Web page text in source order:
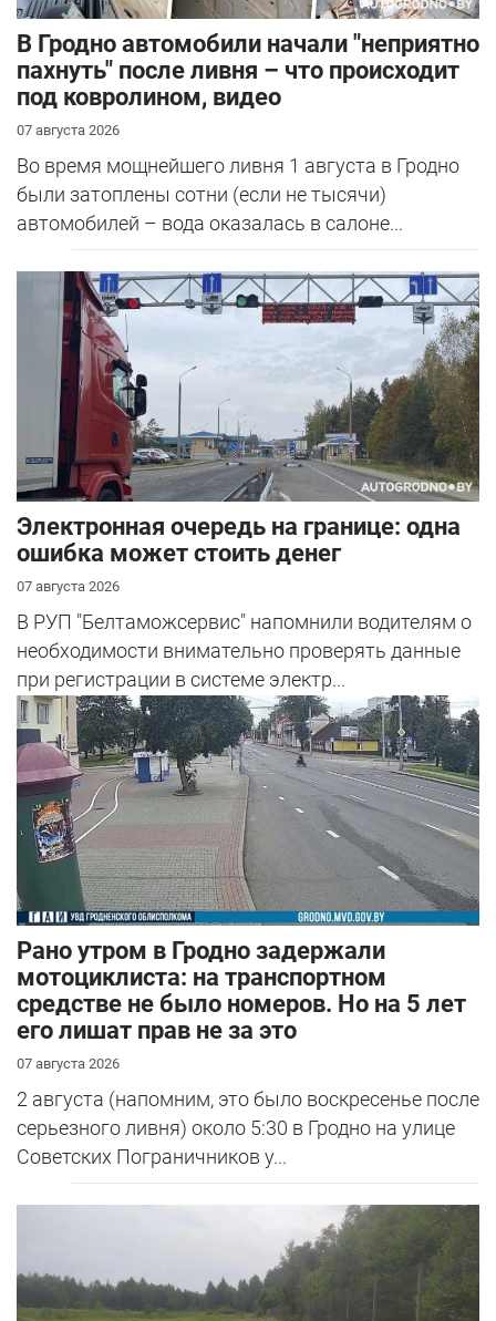
В Гродно автомобили начали "неприятно
пахнуть" после ливня – что происходит
под ковролином, видео
07 августа 2026
Во время мощнейшего ливня 1 августа в Гродно
были затоплены сотни (если не тысячи)
автомобилей – вода оказалась в салоне...
Электронная очередь на границе: одна
ошибка может стоить денег
07 августа 2026
В РУП "Белтаможсервис" напомнили водителям о
необходимости внимательно проверять данные
при регистрации в системе электр...
Рано утром в Гродно задержали
мотоциклиста: на транспортном
средстве не было номеров. Но на 5 лет
его лишат прав не за это
07 августа 2026
2 августа (напомним, это было воскресенье после
серьезного ливня) около 5:30 в Гродно на улице
Советских Пограничников у...